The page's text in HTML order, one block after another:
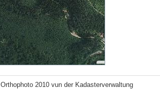
Orthophoto 2010 vun der Kadasterverwaltung